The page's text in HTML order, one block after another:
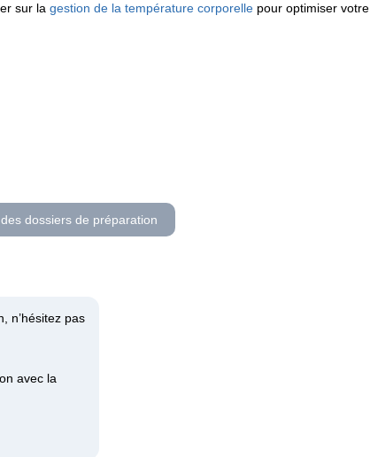
sur la gestion de la température corporelle pour optimiser votre
dossiers de préparation
n’hésitez pas
avec la